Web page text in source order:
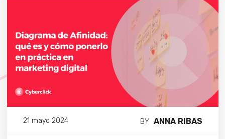
21 mayo 2024 BY ANNA RIBAS